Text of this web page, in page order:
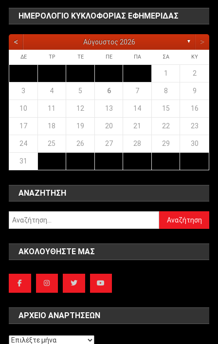
ΗΜΕΡΟΛΌΓΙΟ ΚΥΚΛΟΦΟΡΊΑΣ ΕΦΗΜΕΡΊΔΑΣ
< Αύγουστος 2026 ▼ >
ΔΕ ΤΡ ΤΕ ΠΕ ΠΑ ΣΑ ΚΥ
1 2
3 4 5 6 7 8 9
10 11 12 13 14 15 16
17 18 19 20 21 22 23
24 25 26 27 28 29 30
31
ΑΝΑΖΉΤΗΣΗ
Αναζήτηση
για:
ΑΚΟΛΟΥΘΉΣΤΕ ΜΑΣ
ΑΡΧΕΊΟ ΑΝΑΡΤΉΣΕΩΝ
Αρχείο